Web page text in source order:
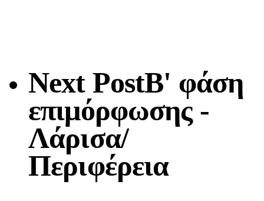
Next PostΒ' φάση
επιμόρφωσης -
Λάρισα/
Περιφέρεια